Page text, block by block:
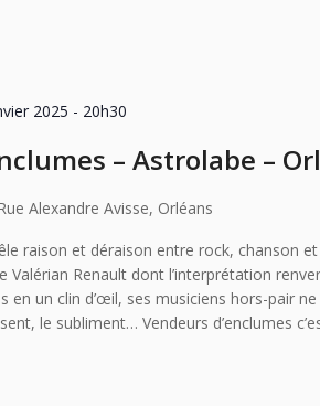
2025 - 20h30
– Astrolabe –
Alexandre Avisse, Orléans
raison et déraison entre rock, chanson
Valérian Renault dont l’interprétation
en un clin d’œil, ses musiciens hors-pair ne
le subliment… Vendeurs d’enclumes